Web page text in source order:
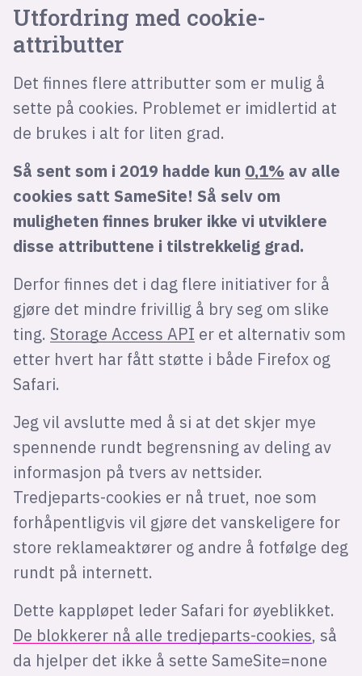
Utfordring med cookie-
attributter
Det finnes flere attributter som er mulig å
sette på cookies. Problemet er imidlertid at
de brukes i alt for liten grad.
Så sent som i 2019 hadde kun 0,1% av alle
cookies satt SameSite! Så selv om
muligheten finnes bruker ikke vi utviklere
disse attributtene i tilstrekkelig grad.
Derfor finnes det i dag flere initiativer for å
gjøre det mindre frivillig å bry seg om slike
ting. Storage Access API er et alternativ som
etter hvert har fått støtte i både Firefox og
Safari.
Jeg vil avslutte med å si at det skjer mye
spennende rundt begrensning av deling av
informasjon på tvers av nettsider.
Tredjeparts-cookies er nå truet, noe som
forhåpentligvis vil gjøre det vanskeligere for
store reklameaktører og andre å fotfølge deg
rundt på internett.
Dette kappløpet leder Safari for øyeblikket.
De blokkerer nå alle tredjeparts-cookies, så
da hjelper det ikke å sette SameSite=none